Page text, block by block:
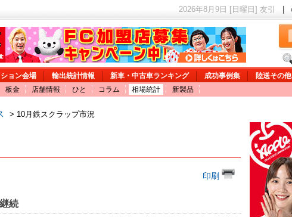
2026年8月9日 [日曜日] 友引
ョン会場 輸出統計情報 新車・中古車ランキング 成功事例集 陸送その他
板金 店舗情報 ひと コラム 相場統計 新製品
> 10月鉄スクラップ市況
印刷
続